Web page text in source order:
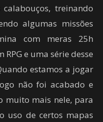
treinando
algumas missões
com meras 25h
RPG e uma série desse
estamos a jogar
não foi acabado e
muito mais nele, para
uso de certos mapas